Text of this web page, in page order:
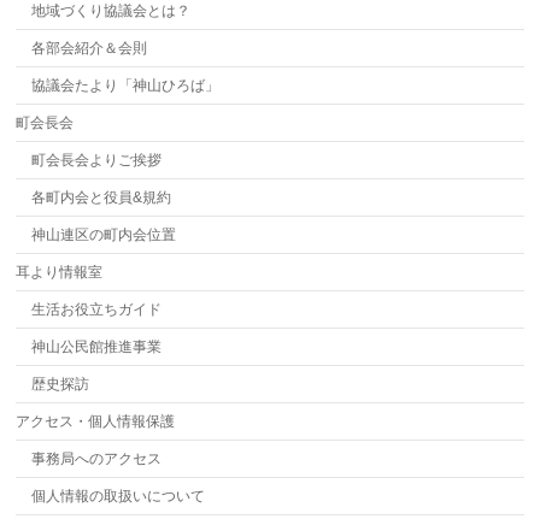
地域づくり協議会とは？
各部会紹介＆会則
協議会たより「神山ひろば」
町会長会
町会長会よりご挨拶
各町内会と役員&規約
神山連区の町内会位置
耳より情報室
生活お役立ちガイド
神山公民館推進事業
歴史探訪
アクセス・個人情報保護
事務局へのアクセス
個人情報の取扱いについて